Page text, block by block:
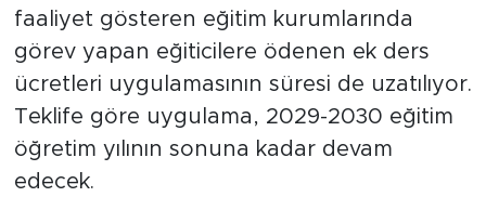
faaliyet gösteren eğitim kurumlarında
görev yapan eğiticilere ödenen ek ders
ücretleri uygulamasının süresi de uzatılıyor.
Teklife göre uygulama, 2029-2030 eğitim
öğretim yılının sonuna kadar devam
edecek.